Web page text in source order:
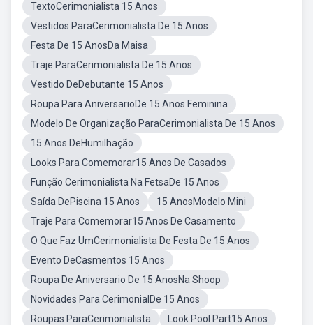
TextoCerimonialista 15 Anos
Vestidos ParaCerimonialista De 15 Anos
Festa De 15 AnosDa Maisa
Traje ParaCerimonialista De 15 Anos
Vestido DeDebutante 15 Anos
Roupa Para AniversarioDe 15 Anos Feminina
Modelo De Organização ParaCerimonialista De 15 Anos
15 Anos DeHumilhação
Looks Para Comemorar15 Anos De Casados
Função Cerimonialista Na FetsaDe 15 Anos
Saída DePiscina 15 Anos
15 AnosModelo Mini
Traje Para Comemorar15 Anos De Casamento
O Que Faz UmCerimonialista De Festa De 15 Anos
Evento DeCasmentos 15 Anos
Roupa De Aniversario De 15 AnosNa Shoop
Novidades Para CerimonialDe 15 Anos
Roupas ParaCerimonialista
Look Pool Part15 Anos